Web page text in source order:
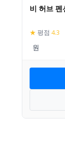
비 허브 펜
★ 평점 4.3